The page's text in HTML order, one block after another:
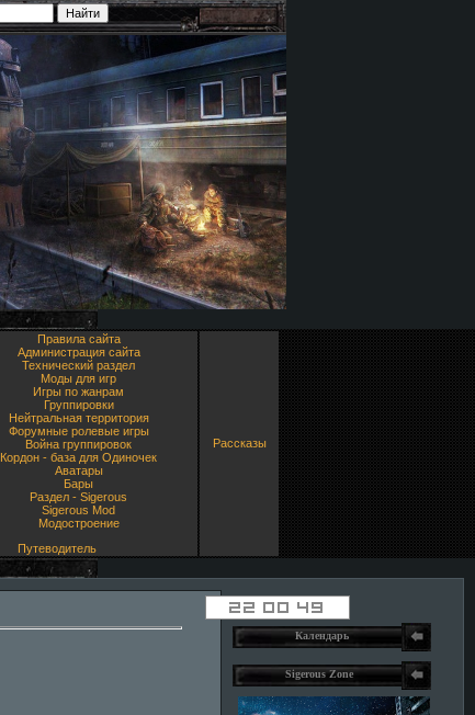
Правила сайта
Администрация сайта
Технический раздел
Моды для игр
Игры по жанрам
Группировки
Нейтральная территория
Форумные ролевые игры
Война группировок
Кордон - база для Одиночек
Аватары
Бары
Раздел - Sigerous
Sigerous Mod
Модостроение
Путеводитель
Рассказы
Календарь
Sigerous Zone